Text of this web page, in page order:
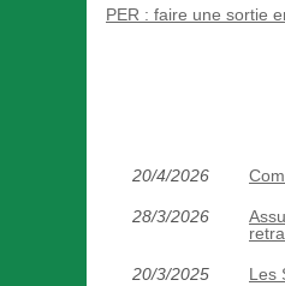
PER : faire une sortie
20/4/2026
28/3/2026
20/3/2025 Les